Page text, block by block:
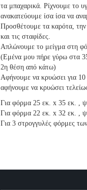
τα μπαχαρικά. Ρίχνουμε το
ανακατεύουμε ίσα ίσα να
Προσθέτουμε τα καρότα,
και τις σταφίδες.
Απλώνουμε το μείγμα στη
(Εμένα μου πήρε γύρω στα
2η θέση από κάτω)
Αφήνουμε να κρυώσει για
αφήνουμε να κρυώσει
Για φόρμα 25 εκ. x 35 εκ. ,
Για φόρμα 22 εκ. x 32 εκ. ,
Για 3 στρογγυλές φόρμες